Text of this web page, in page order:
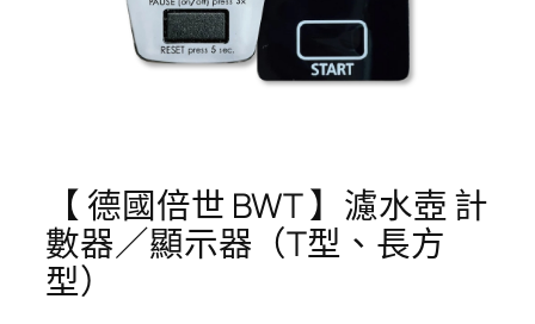
【 德國倍世 BWT 】濾水壺 計
數器／顯示器（T型、長方
型）